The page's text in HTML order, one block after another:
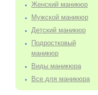
Женский маникюр
Мужской маникюр
Детский маникюр
Подростковый
маникюр
Виды маникюра
Все для маникюра